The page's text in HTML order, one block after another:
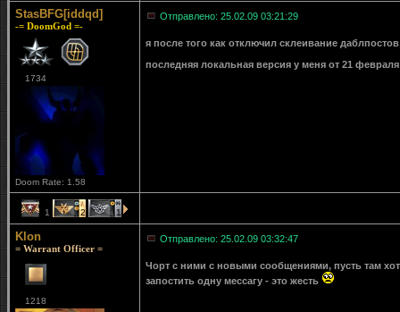
StasBFG[iddqd]
-= DoomGod =-
1734
Doom Rate: 1.58
Отправлено: 25.02.09 03:21:29
я после того как отключил склеивание
последняя локальная версия у меня от 21
1 2 1
Klon
= Warrant Officer =
1218
Отправлено: 25.02.09 03:32:47
Чорт с ними с новыми сообщениями, пусть там
запостить одну мессагу - это жесть